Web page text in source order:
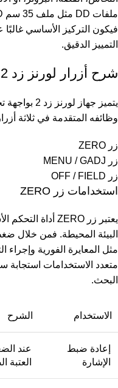
فيكون التركيز الأساسي
التمييز الدقيق.
شرح أزرار لورنز زد 2
يتميز
وظائفه المتقدمة في ثلاثة
زر ZERO
زر MENU / GADJ
زر OFF / FIELD
استخدامات زر ZERO
البيئة المحيطة. فمن خلال
مثل المعايرة الفورية
متعدد الاستخدامات
البحث.
الاستخدام الشرح
إعادة ضبط
الإشارة
عند
العتبة